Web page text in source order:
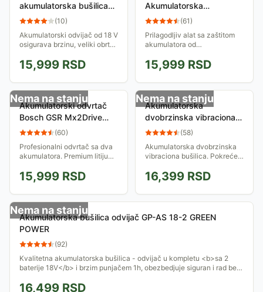
akumulatorska bušilica
odvijač 18V LI-Ion
(10)
Akumulatorski odvijač od 18 V
osigurava brzinu, veliki obrtni
jednom punjenju baterije
pogodnom za bušenje i...
15,999 RSD
Akumulatorska
vibraciona bušilica GSB
(61)
Prilagodljiv alat sa zaštitom
akumulatora od
dubinskog pražnjenja. LED
lampa
15,999 RSD
Nema na stanju
Akumulatorski odvrtač
Bosch GSR Mx2Drive
Professional sa dva
06019A2101
(60)
Profesionalni odvrtač sa dva
akumulatora. Premium litijum-
vek trajanja i nepobedivu
izdržljivost akumulatora.
Promenljiva...
15,999 RSD
Nema na stanju
Akumulatorska
dvobrzinska vibraciona
bušilica Bosch
060398390D
(58)
Akumulatorska dvobrzinska
vibraciona bušilica. Pokreće
2.5Ah. Ima brzo-steznu glavu
od 10mm i meki rukohvat za
udobniji...
16,399 RSD
Nema na stanju
Akumulatorska bušilica odvijač GP-AS 18-2 GREEN
POWER
(92)
Kvalitetna akumulatorska bušilica - odvijač u kompletu <b>sa 2
baterije 18V</b> i brzim punjačem 1h, obezbedjuje siguran i rad bez
16,499 RSD